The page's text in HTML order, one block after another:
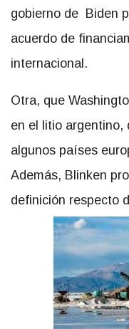
gobierno de Biden
acuerdo de
internacional.
Otra, que
en el litio argentino,
algunos países
Además, Blinken
definición respecto